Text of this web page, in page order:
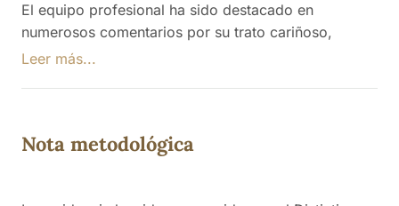
El equipo profesional ha sido destacado en
numerosos comentarios por su trato cariñoso,
paciente y profesional hacia los residentes, lo que
actividades y el cuidado en la atención diaria.
Leer más...
Nota metodológica